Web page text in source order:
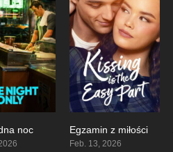
noc Egzamin z miłości
Feb. 13, 2026